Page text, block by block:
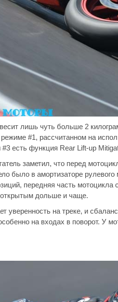
лишь чуть больше 2
#1, рассчитанном на
#3 есть функция Rear Lift-up
заметил, что перед
было в амортизаторе
передняя часть мотоцикла
дольше и чаще.
уверенность на треке, и
на входах в поворот. У